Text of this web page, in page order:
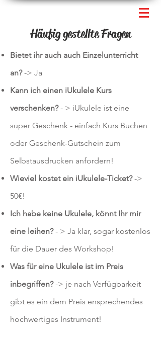
Häufig gestellte Fragen
Bietet ihr auch auch Einzelunterricht
an?-> Ja
Kann ich einen iUkulele Kurs
verschenken?- > iUkulele ist eine
super Geschenk - einfach Kurs Buchen
oder Geschenk-Gutschein zum
Selbstausdrucken anfordern!
Wieviel kostet ein iUkulele-Ticket?->
50€!
Ich habe keine Ukulele, könnt Ihr mir
eine leihen?- > Ja klar, sogar kostenlos
für die Dauer des Workshop!
Was für eine Ukulele ist im Preis
inbegriffen?-> je nach Verfügbarkeit
gibt es ein dem Preis ensprechendes
hochwertiges Instrument!